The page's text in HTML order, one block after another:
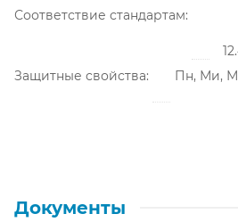
Соответствие стандартам:
Защитные свойства:
Пн, Ми,
Документы